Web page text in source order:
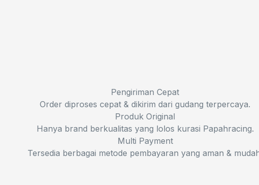
Pengiriman Cepat
Order diproses cepat & dikirim dari gudang terpercaya.
Produk Original
Hanya brand berkualitas yang lolos kurasi Papahracing.
Multi Payment
Tersedia berbagai metode pembayaran yang aman &